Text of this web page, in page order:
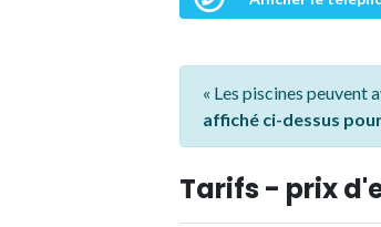
« Les piscines peuvent
affiché ci-dessus
Tarifs - prix